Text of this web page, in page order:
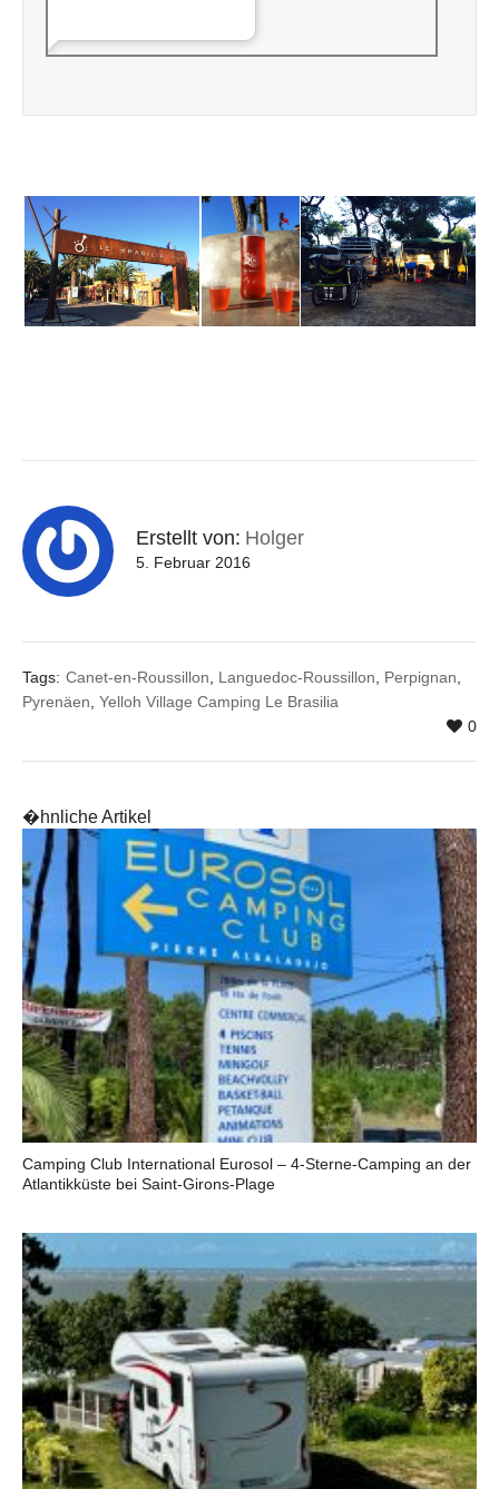
Erstellt von: Holger
5. Februar 2016
Tags: Canet-en-Roussillon Languedoc-Roussillon Perpignan
Pyrenäen Yelloh Village Camping Le Brasilia
0
�hnliche Artikel
Camping Club International Eurosol – 4-Sterne-Camping an der
Atlantikküste bei Saint-Girons-Plage